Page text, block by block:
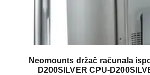
Neomounts držač računala
D200SILVER CPU-